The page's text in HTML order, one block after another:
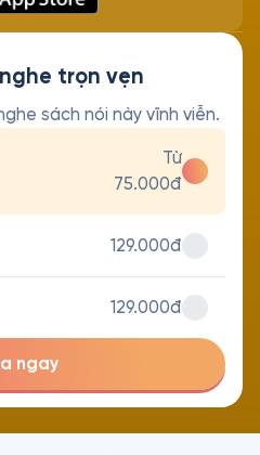
trọn vẹn
sách nói này vĩnh viễn.
Từ
75.000đ
129.000đ
129.000đ
ngay